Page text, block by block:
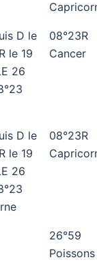
D le
le 19
26
08°23R
Cancer
D le
le 19
26
08°23R
26°59
Poissons